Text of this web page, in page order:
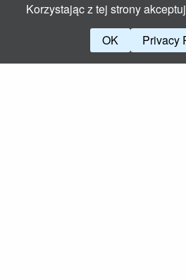
-ZASADY
Korzystając z tej strony
OK
Privacy